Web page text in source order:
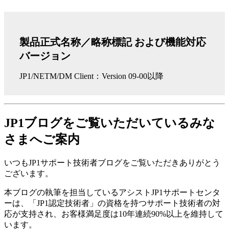
製品正式名称／略称標記 および機能対応
バージョン
JP1/NETM/DM Client：Version 09-00以降
JP1ブログをご覧いただいているみな
さまへご案内
いつもJP1サポート技術者ブログをご覧いただきありがとう
ございます。
本ブログの執筆を担当しているアシストJP1サポートセンタ
ーは、「JP1認定技術者」の資格を持つサポート技術者の対
応が支持され、お客様満足度は10年連続90%以上を維持して
います。